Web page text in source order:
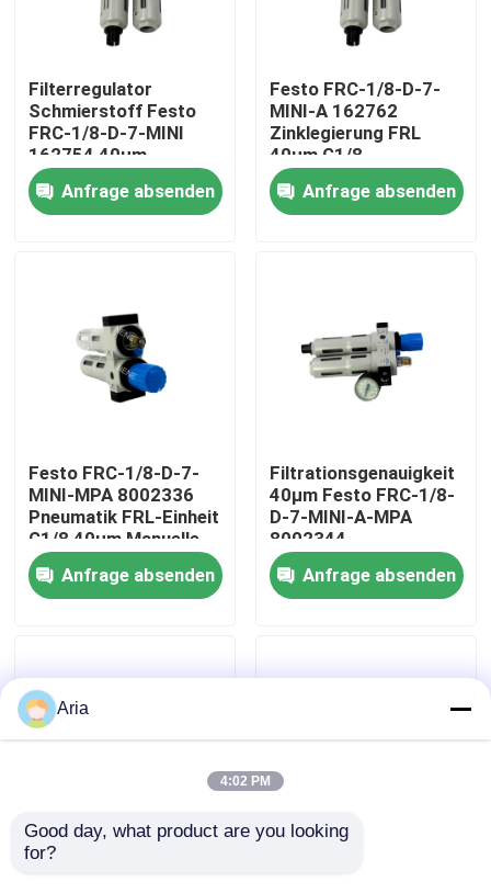
Produkte
Über uns
Werksbesichtigung
Qualitätskontrolle
Kontakt mit uns
Neuigkeiten
Filterregulator
Schmierstoff Festo
FRC-1/8-D-7-MINI
162754 40μm
Manueller Abfluss
G1/8 0,5-7bar
800L/min Mit
Anfrage absenden
Festo FRC-1/8-D-7-
MINI-A 162762
Zinklegierung FRL
40µm G1/8
Vollautomatische
Entwässerung 0,5-
7bar Mit Manometer
Anfrage absenden
Festo FRC-1/8-D-7-
MINI-MPA 8002336
Pneumatik FRL-Einheit
G1/8 40μm Manuelle
Entwässerung 0,5-
7bar Zinklegierung mit
MPA-Manometer
Anfrage absenden
Filtrationsgenauigkeit
40μm Festo FRC-1/8-
D-7-MINI-A-MPA
8002344
Serviceeinheit
Vollautomatischer
Ablass G1/8 0,5-7bar
Anfrage absenden
G 1/4 FRL Einheit
Aria
4:02 PM
Good day, what product are you looking
for?